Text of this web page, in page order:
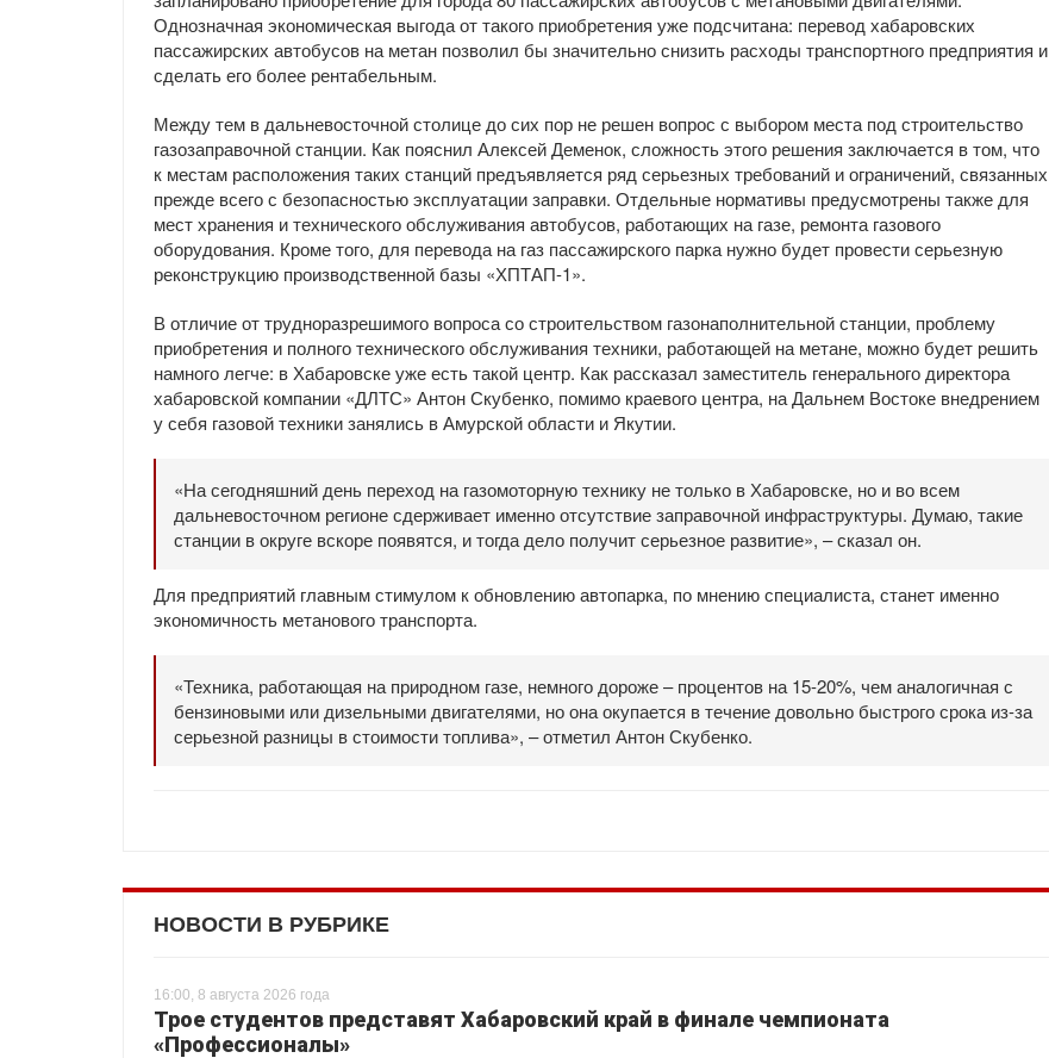
Однозначная экономическая выгода от такого приобретения уже подсчитана: перевод хабаровских
пассажирских автобусов на метан позволил бы значительно снизить расходы транспортного предприятия и
сделать его более рентабельным.
Между тем в дальневосточной столице до сих пор не решен вопрос с выбором места под строительство
газозаправочной станции. Как пояснил Алексей Деменок, сложность этого решения заключается в том, что
к местам расположения таких станций предъявляется ряд серьезных требований и ограничений, связанных
прежде всего с безопасностью эксплуатации заправки. Отдельные нормативы предусмотрены также для
мест хранения и технического обслуживания автобусов, работающих на газе, ремонта газового
оборудования. Кроме того, для перевода на газ пассажирского парка нужно будет провести серьезную
реконструкцию производственной базы «ХПТАП-1».
В отличие от трудноразрешимого вопроса со строительством газонаполнительной станции, проблему
приобретения и полного технического обслуживания техники, работающей на метане, можно будет решить
намного легче: в Хабаровске уже есть такой центр. Как рассказал заместитель генерального директора
хабаровской компании «ДЛТС» Антон Скубенко, помимо краевого центра, на Дальнем Востоке внедрением
у себя газовой техники занялись в Амурской области и Якутии.
«На сегодняшний день переход на газомоторную технику не только в Хабаровске, но и во всем
дальневосточном регионе сдерживает именно отсутствие заправочной инфраструктуры. Думаю, такие
станции в округе вскоре появятся, и тогда дело получит серьезное развитие», – сказал он.
Для предприятий главным стимулом к обновлению автопарка, по мнению специалиста, станет именно
экономичность метанового транспорта.
«Техника, работающая на природном газе, немного дороже – процентов на 15-20%, чем аналогичная с
бензиновыми или дизельными двигателями, но она окупается в течение довольно быстрого срока из-за
серьезной разницы в стоимости топлива», – отметил Антон Скубенко.
НОВОСТИ В РУБРИКЕ
16:00, 8 августа 2026 года
Трое студентов представят Хабаровский край в финале чемпионата
«Профессионалы»